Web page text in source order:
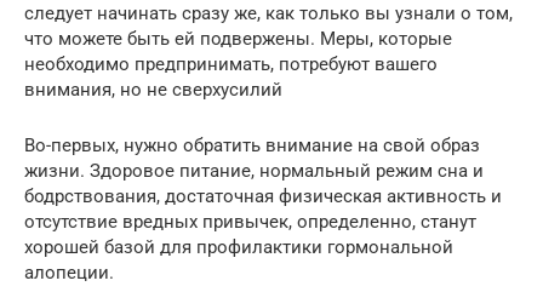
следует начинать сразу же, как только вы узнали о том,
что можете быть ей подвержены. Меры, которые
необходимо предпринимать, потребуют вашего
внимания, но не сверхусилий
Во-первых, нужно обратить внимание на свой образ
жизни. Здоровое питание, нормальный режим сна и
бодрствования, достаточная физическая активность и
отсутствие вредных привычек, определенно, станут
хорошей базой для профилактики гормональной
алопеции.